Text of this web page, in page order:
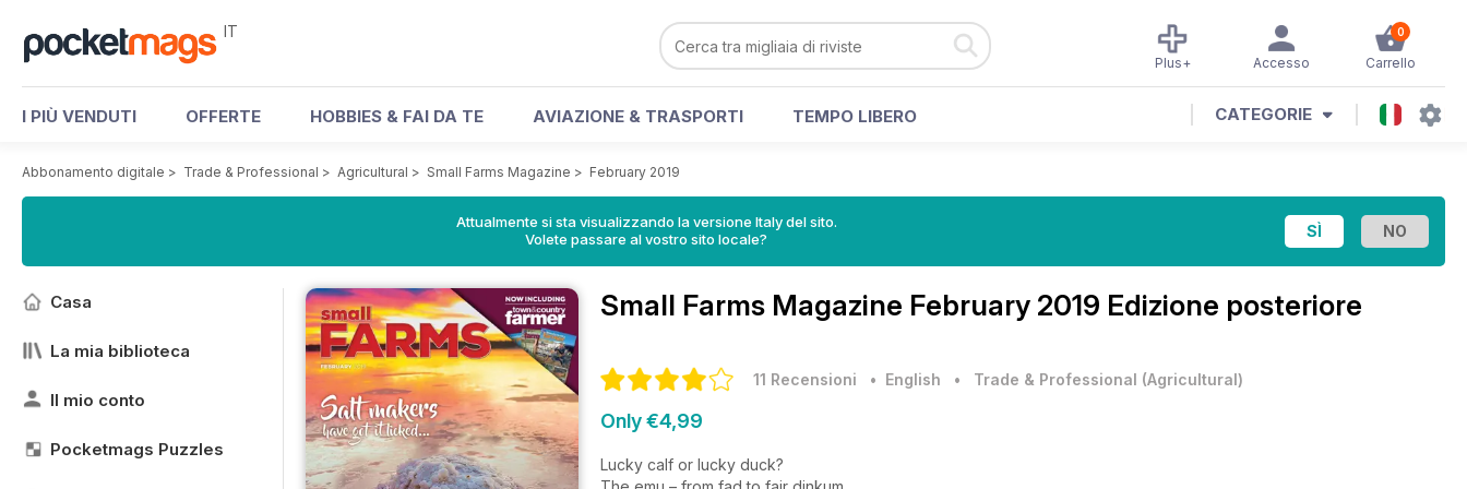
IT 0
Carrello
Accesso
Plus+
I PIÙ VENDUTI OFFERTE HOBBIES & FAI DA TE AVIAZIONE & TRASPORTI TEMPO LIBERO CATEGORIE
Abbonamento digitale > Trade & Professional > Agricultural > Small Farms Magazine > February 2019
Attualmente si sta visualizzando la versione Italy del sito.
Volete passare al vostro sito locale?
Casa
La mia biblioteca
Il mio conto
Pocketmags Puzzles
Small Farms Magazine February 2019 Edizione posteriore
11 Recensioni • English • Trade & Professional (Agricultural)
Only €4,99
Lucky calf or lucky duck?